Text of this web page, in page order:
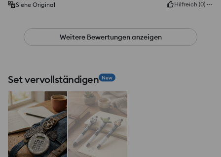
Siehe Original
Hilfreich (0)
Weitere Bewertungen anzeigen
Set vervollständigen New